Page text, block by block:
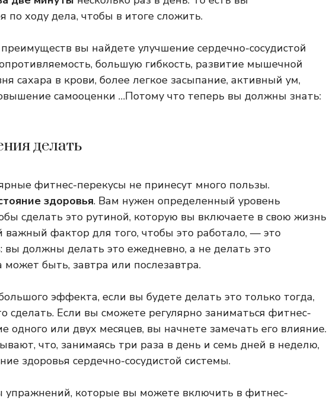
по ходу дела, чтобы в итоге сложить.
вы найдете улучшение сердечно-сосудистой
большую гибкость, развитие мышечной
сахара в крови, более легкое засыпание, активный ум,
самооценки …Потому что теперь вы должны знать:
делать
фитнес-перекусы не принесут много пользы.
здоровья. Вам нужен определенный уровень
сделать это рутиной, которую вы включаете в свою жизнь
фактор для того, чтобы это работало, — это
вы должны делать это ежедневно, а не делать это
может быть, завтра или послезавтра.
эффекта, если вы будете делать это только тогда,
сделать. Если вы сможете регулярно заниматься фитнес-
одного или двух месяцев, вы начнете замечать его влияние.
что, занимаясь три раза в день и семь дней в неделю,
здоровья сердечно-сосудистой системы.
которые вы можете включить в фитнес-